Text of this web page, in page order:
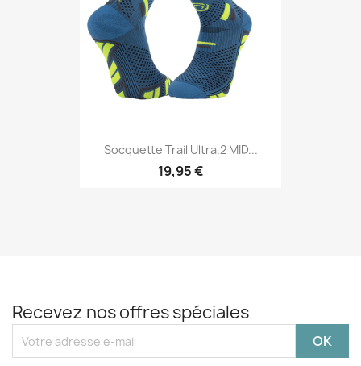
Socquette Trail Ultra.2 MID...
19,95 €
Recevez nos offres spéciales